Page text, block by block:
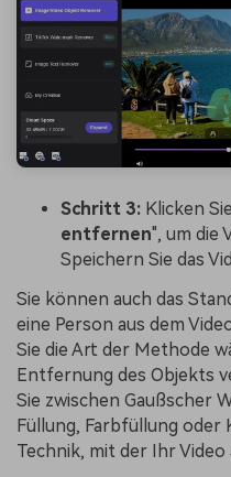
Schritt 3: Klicken
entfernen", um die
Speichern Sie das
Sie können auch das
eine Person aus dem
Sie die Art der Methode
Entfernung des Objekts
Sie zwischen Gaußscher
Füllung, Farbfüllung oder
Technik, mit der Ihr